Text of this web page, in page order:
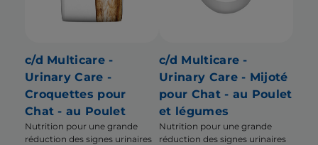
c/d Multicare -
Urinary Care -
Croquettes pour
Chat - au Poulet
Nutrition pour une grande
réduction des signes urinaires
c/d Multicare -
Urinary Care - Mijoté
pour Chat - au Poulet
et légumes
Nutrition pour une grande
réduction des signes urinaires